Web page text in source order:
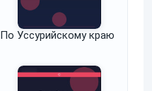
По Уссурийскому краю